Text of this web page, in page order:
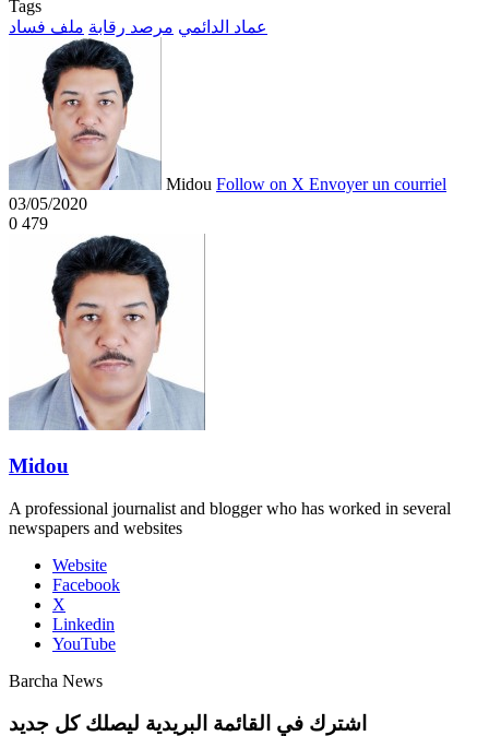
Tags
عماد الدائمي مرصد رقابة ملف فساد
Midou Follow on X Envoyer un courriel
03/05/2020
0 479
Midou
A professional journalist and blogger who has worked in several
newspapers and websites
Website
Facebook
X
Linkedin
YouTube
Barcha News
اشترك في القائمة البريدية ليصلك كل جديد